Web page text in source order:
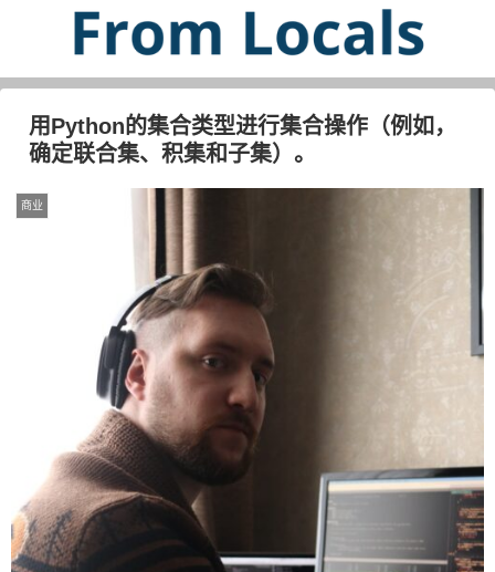
用Python的集合类型进行集合操作（例如，
确定联合集、积集和子集）。
商业